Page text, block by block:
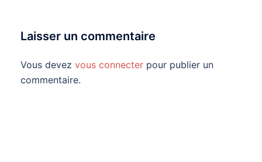
Laisser un commentaire
Vous devez vous connecter pour publier un
commentaire.